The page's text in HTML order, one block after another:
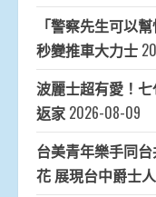
「警察先生可以
秒變推車大力士
波麗士超有愛！
返家 2026-08-09
台美青年樂手同
花 展現台中爵士